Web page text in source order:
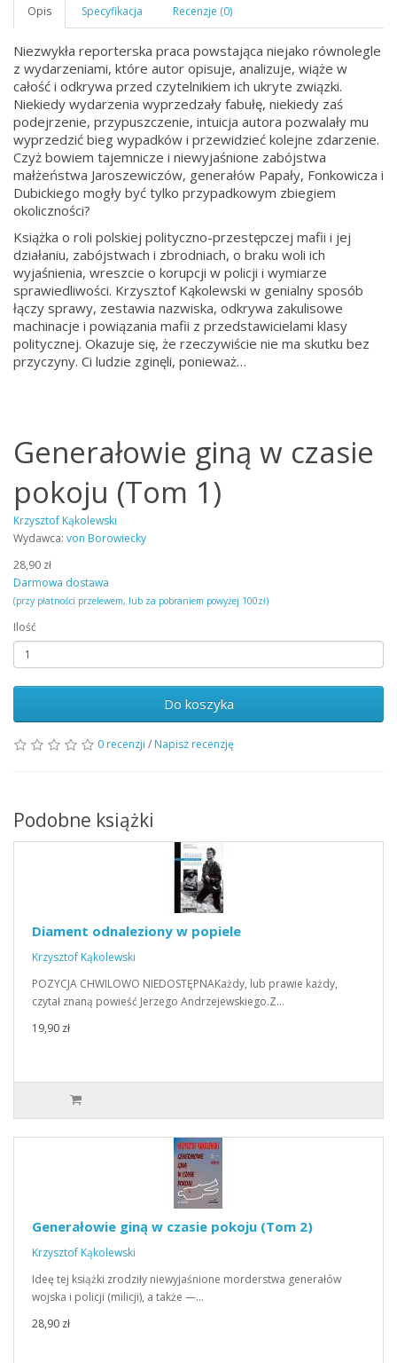
Niezwykła reporterska praca powstająca niejako równolegle
z wydarzeniami, które autor opisuje, analizuje, wiąże w
całość i odkrywa przed czytelnikiem ich ukryte związki.
Niekiedy wydarzenia wyprzedzały fabułę, niekiedy zaś
podejrzenie, przypuszczenie, intuicja autora pozwalały mu
wyprzedzić bieg wypadków i przewidzieć kolejne zdarzenie.
Czyż bowiem tajemnicze i niewyjaśnione zabójstwa
małżeństwa Jaroszewiczów, generałów Papały, Fonkowicza i
Dubickiego mogły być tylko przypadkowym zbiegiem
okoliczności?
Książka o roli polskiej polityczno-przestępczej mafii i jej
działaniu, zabójstwach i zbrodniach, o braku woli ich
wyjaśnienia, wreszcie o korupcji w policji i wymiarze
sprawiedliwości. Krzysztof Kąkolewski w genialny sposób
łączy sprawy, zestawia nazwiska, odkrywa zakulisowe
machinacje i powiązania mafii z przedstawicielami klasy
politycznej. Okazuje się, że rzeczywiście nie ma skutku bez
przyczyny. Ci ludzie zginęli, ponieważ…
Generałowie giną w czasie
pokoju (Tom 1)
Krzysztof Kąkolewski
Wydawca: von Borowiecky
28,90 zł
Darmowa dostawa
(przy płatności przelewem, lub za pobraniem powyżej 100zł)
Ilość
Do koszyka
0 recenzji / Napisz recenzję
Podobne książki
Diament odnaleziony w popiele
Krzysztof Kąkolewski
POZYCJA CHWILOWO NIEDOSTĘPNAKażdy, lub prawie każdy,
czytał znaną powieść Jerzego Andrzejewskiego.Z…
19,90 zł
Generałowie giną w czasie pokoju (Tom 2)
Krzysztof Kąkolewski
Ideę tej książki zrodziły niewyjaśnione morderstwa generałów
wojska i policji (milicji), a także —…
28,90 zł